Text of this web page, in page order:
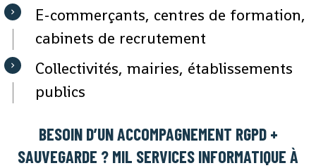
E-commerçants, centres de formation,
cabinets de recrutement
Collectivités, mairies, établissements
publics
BESOIN D’UN ACCOMPAGNEMENT RGPD +
SAUVEGARDE ? MIL SERVICES INFORMATIQUE À